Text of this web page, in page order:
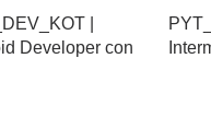
|
Developer con